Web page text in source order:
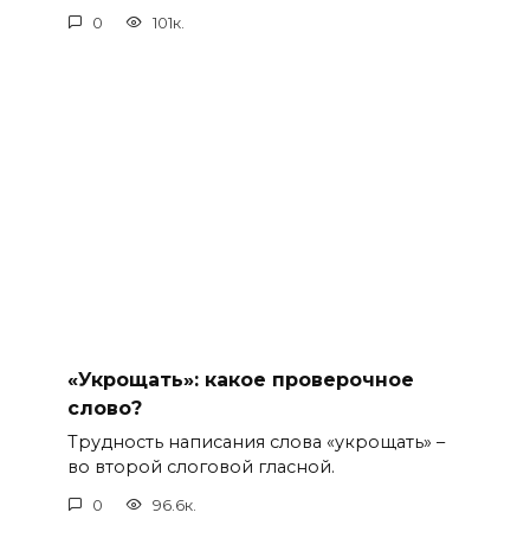
0 101к.
«Укрощать»: какое проверочное
слово?
Трудность написания слова «укрощать» –
во второй слоговой гласной.
0 96.6к.